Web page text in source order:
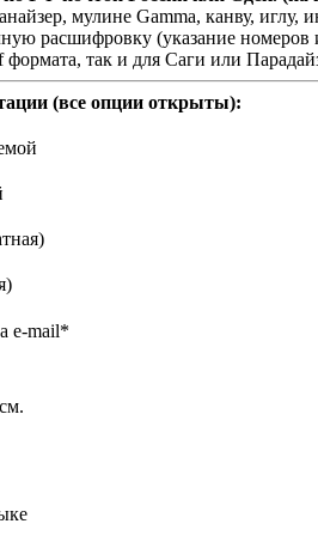
мулине Gamma, канву, иглу,
расшифровку (указание номеров
формата, так и для Саги или
(все опции открыты):
e-mail*